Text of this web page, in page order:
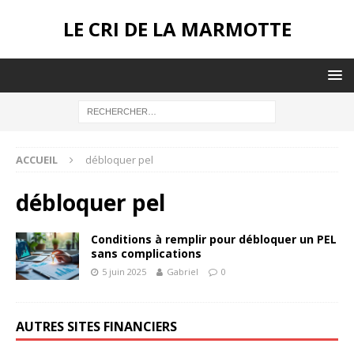
LE CRI DE LA MARMOTTE
ACCUEIL débloquer pel
débloquer pel
Conditions à remplir pour débloquer un PEL
sans complications
5 juin 2025 Gabriel 0
AUTRES SITES FINANCIERS